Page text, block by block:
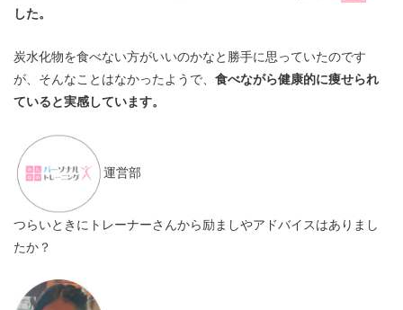
した。
炭水化物を食べない方がいいのかなと勝手に思っていたのです
が、そんなことはなかったようで、 食べながら健康的に痩せられ
ていると実感しています。
運営部
つらいときにトレーナーさんから励ましやアドバイスはありまし
たか？